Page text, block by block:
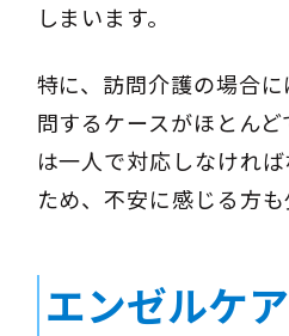
しまいます。
特に、訪問介護の場合
問するケースがほとん
は一人で対応しなけれ
ため、不安に感じる方も
エンゼルケ